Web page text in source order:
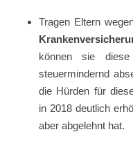
Tragen Eltern
können sie
steuermindernd
die Hürden für
in 2018 deutlich
aber abgelehnt hat.